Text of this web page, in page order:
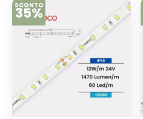
SCONTO
35%